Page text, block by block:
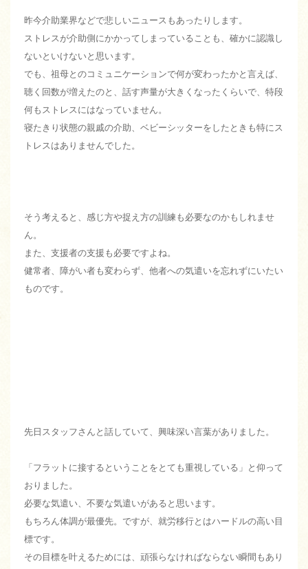
昨今介助業界などで悲しいニュースもあったりします。
ストレスが介助側にかかってしまっていることも、確かに認識し
ないといけないと思います。
でも、祖母とのコミュニケーションで何が変わったかと言えば、
聴く回数が増えたのと、話す声量が大きくなったくらいで、特段
何もストレスにはなっていません。
寝たきり状態の親戚の介助、ベビーシッターをしたときも特にス
トレスはありませんでした。
そう考えると、感じ方や捉え方の訓練も必要なのかもしれませ
ん。
また、支援者の支援も必要ですよね。
健常者、障がい者も変わらず、他者への気遣いを忘れずにいたい
ものです。
先日スタッフさんと話していて、興味深い言葉がありました。
「フラットに接するということをとても重視している」と仰って
おりました。
必要な気遣い、不要な気遣いがあると思います。
もちろん体調が最優先。ですが、就労移行とはハードルの高い目
標です。
その目標を叶えるためには、頑張らなければならない瞬間もあり